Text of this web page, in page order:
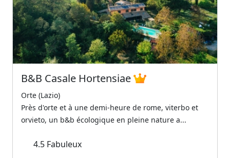
B&B Casale Hortensiae
Orte (Lazio)
Près d'orte et à une demi-heure de rome, viterbo et
orvieto, un b&b écologique en pleine nature a...
4.5 Fabuleux